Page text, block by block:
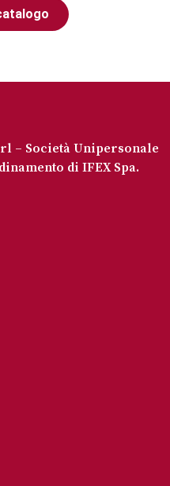
– Società Unipersonale
di IFEX Spa.